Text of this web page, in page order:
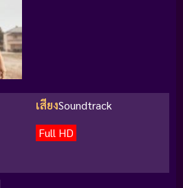
เสียงSoundtrack
Full HD